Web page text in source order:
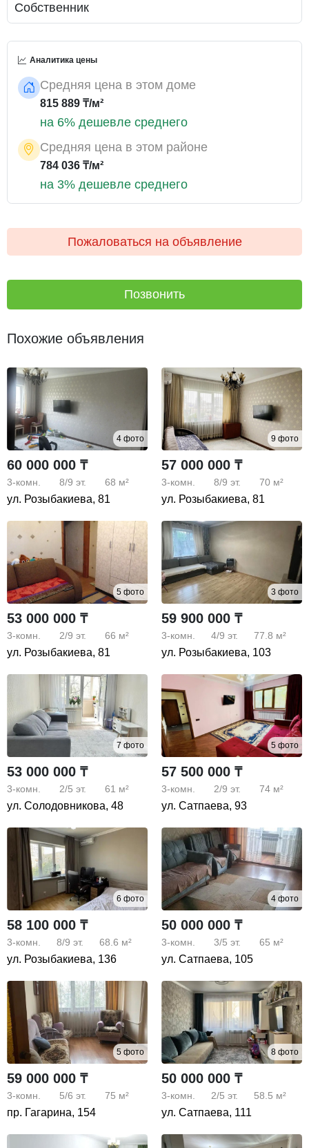
Собственник
Аналитика цены
Средняя цена в этом доме
815 889 ₸/м²
на 6% дешевле среднего
Средняя цена в этом районе
784 036 ₸/м²
на 3% дешевле среднего
Пожаловаться на объявление
Позвонить
Похожие объявления
4 фото
60 000 000 ₸
3-комн. 8/9 эт. 68 м²
ул. Розыбакиева, 81
9 фото
57 000 000 ₸
3-комн. 8/9 эт. 70 м²
ул. Розыбакиева, 81
5 фото
53 000 000 ₸
3-комн. 2/9 эт. 66 м²
ул. Розыбакиева, 81
3 фото
59 900 000 ₸
3-комн. 4/9 эт. 77.8 м²
ул. Розыбакиева, 103
7 фото
53 000 000 ₸
3-комн. 2/5 эт. 61 м²
ул. Солодовникова, 48
5 фото
57 500 000 ₸
3-комн. 2/9 эт. 74 м²
ул. Сатпаева, 93
6 фото
58 100 000 ₸
3-комн. 8/9 эт. 68.6 м²
ул. Розыбакиева, 136
4 фото
50 000 000 ₸
3-комн. 3/5 эт. 65 м²
ул. Сатпаева, 105
5 фото
59 000 000 ₸
3-комн. 5/6 эт. 75 м²
пр. Гагарина, 154
8 фото
50 000 000 ₸
3-комн. 2/5 эт. 58.5 м²
ул. Сатпаева, 111